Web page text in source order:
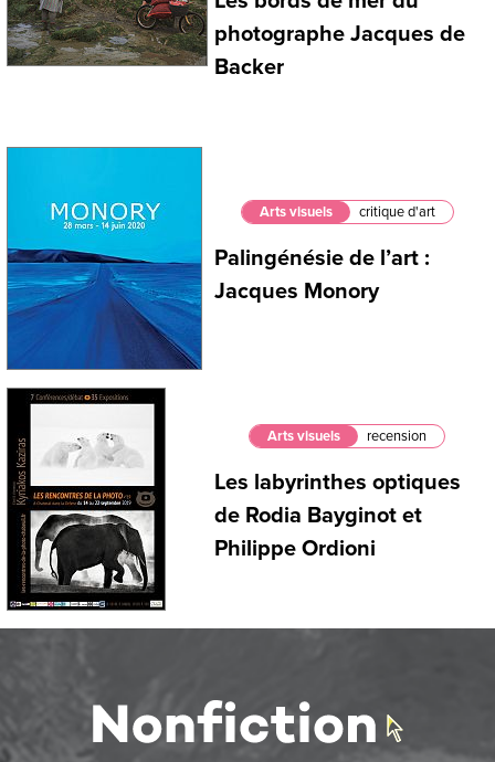
photographe Jacques de
Backer
Arts visuels critique d'art
Palingénésie de l’art :
Jacques Monory
Arts visuels recension
Les labyrinthes optiques
de Rodia Bayginot et
Philippe Ordioni